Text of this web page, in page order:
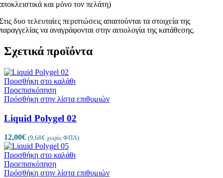
και μόνο τον πελάτη)
δυο τελευταίες περιπτώσεις απαιτούνται τα στοιχεία της
να αναγράφονται στην αιτιολογία της κατάθεσης.
Σχετικά προϊόντα
Προσθήκη στο καλάθι
Προεπισκόπηση
Πρόσθήκη στην λίστα επιθυμιών
Liquid Polygel 02
12,00€ (9,68€ χωρίς ΦΠΑ)
Προσθήκη στο καλάθι
Προεπισκόπηση
Πρόσθήκη στην λίστα επιθυμιών